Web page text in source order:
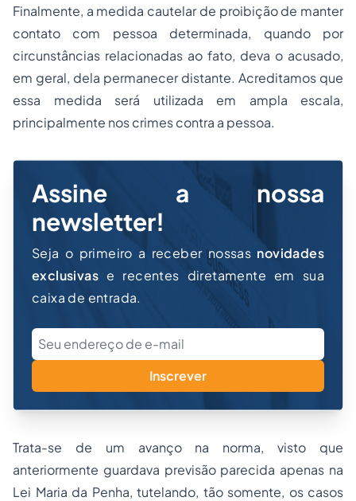
Finalmente, a medida cautelar de proibição de manter
contato com pessoa determinada, quando por
circunstâncias relacionadas ao fato, deva o acusado,
em geral, dela permanecer distante. Acreditamos que
essa medida será utilizada em ampla escala,
principalmente nos crimes contra a pessoa.
Assine a nossa
newsletter!
Seja o primeiro a receber nossas novidades
exclusivas e recentes diretamente em sua
caixa de entrada.
Inscrever
Trata-se de um avanço na norma, visto que
anteriormente guardava previsão parecida apenas na
Lei Maria da Penha, tutelando, tão somente, os casos